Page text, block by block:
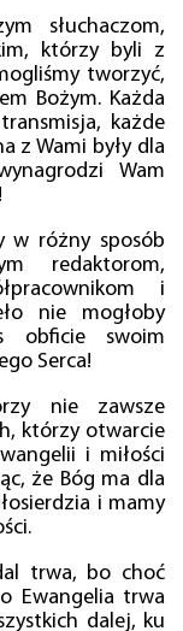
słuchaczom,
którzy byli z
tworzyć,
Bożym. Każda
każde
z Wami były dla
Wam
w różny sposób
redaktorom,
i
nie mogłoby
obficie swoim
Serca!
nie zawsze
którzy otwarcie
i miłości
że Bóg ma dla
i mamy
trwa, bo choć
Ewangelia trwa
dalej, ku